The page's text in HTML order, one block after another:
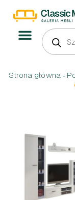
Strona główna -